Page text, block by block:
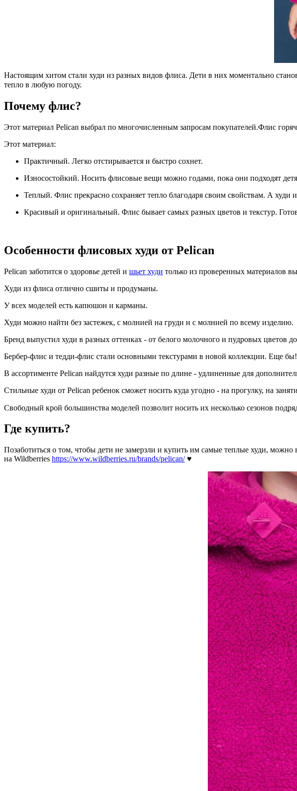
Настоящим хитом стали худи из разных видов флиса. Дети в них моментально
тепло в любую погоду.⠀
Почему флис?
Этот материал Pelican выбрал по многочисленным запросам покупателей.Флис
Этот материал:
Практичный. Легко отстирывается и быстро сохнет.
Износостойкий. Носить флисовые вещи можно годами, пока они подходят
Теплый. Флис прекрасно сохраняет тепло благодаря своим свойствам. А
Красивый и оригинальный. Флис бывает самых разных цветов и текстур.
Особенности флисовых худи от Pelican
Pelican заботится о здоровье детей и шьет худи только из проверенных материалов
Худи из флиса отлично сшиты и продуманы.
У всех моделей есть капюшон и карманы.
Худи можно найти без застежек, с молнией на груди и с молнией по всему изделию.
Бренд выпустил худи в разных оттенках - от белого молочного и пудровых цветов
Бербер-флис и тедди-флис стали основными текстурами в новой коллекции. Еще
В ассортименте Pelican найдутся худи разные по длине - удлиненные для
Стильные худи от Pelican ребенок сможет носить куда угодно - на прогулку, на
Свободный крой большинства моделей позволит носить их несколько сезонов
Где купить?
Позаботиться о том, чтобы дети не замерзли и купить им самые теплые худи,
на Wildberries https://www.wildberries.ru/brands/pelican/♥